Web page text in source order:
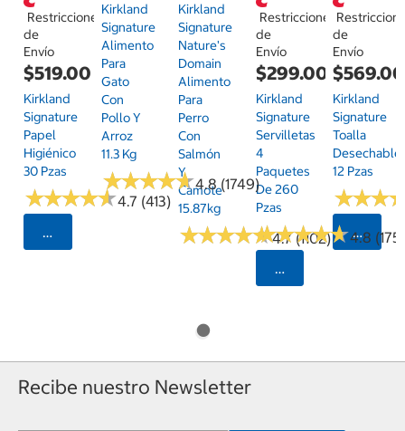
Restricciones
de
Envío
$519.00
Kirkland
Signature
Papel
Higiénico
30 Pzas
★★★★★
★★★★★4.7 (413)
Seleccionar Código Postal
Kirkland
Signature
Alimento
Para
Gato
Con
Pollo Y
Arroz
11.3 Kg
★★★★★
★★★★★4.8 (1749)
Kirkland
Signature
Nature's
Domain
Alimento
Para
Perro
Con
Salmón
Y
Camote
15.87kg
★★★★★
★★★★★4.7 (1102)
Restricciones
de
Envío
$299.00
Kirkland
Signature
Servilletas
4
Paquetes
De 260
Pzas
★★★★★
★★★★★4.8 (175)
Seleccionar
de
Envío
$569.00
Kirkland
Signature
Toalla
Desechable
12 Pzas
★★★
★★★
Recibe nuestro Newsletter